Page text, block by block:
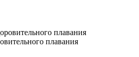
плавания